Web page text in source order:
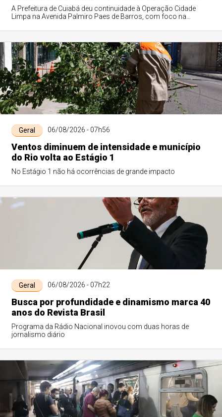
A Prefeitura de Cuiabá deu continuidade à Operação Cidade
Limpa na Avenida Palmiro Paes de Barros, com foco na
Geral 06/08/2026 - 07h56
Ventos diminuem de intensidade e município
do Rio volta ao Estágio 1
No Estágio 1 não há ocorrências de grande impacto
Geral 06/08/2026 - 07h22
Busca por profundidade e dinamismo marca 40
anos do Revista Brasil
Programa da Rádio Nacional inovou com duas horas de
jornalismo diário